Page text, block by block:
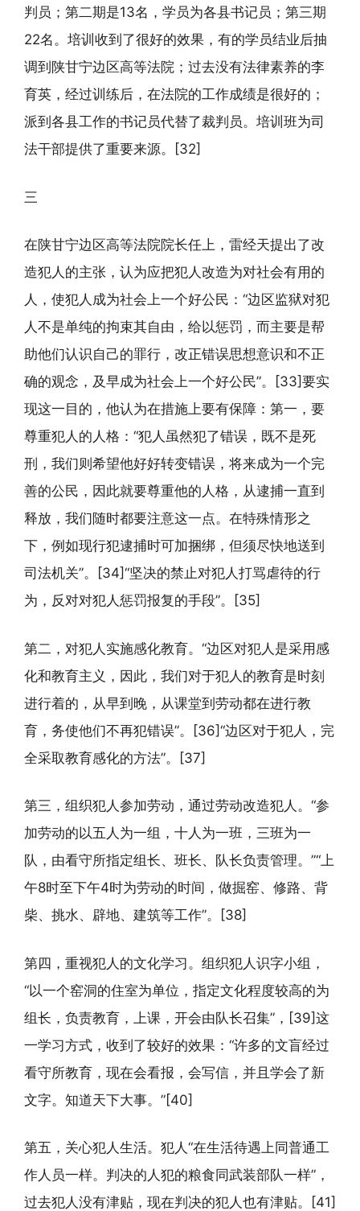
判员；第二期是13名，学员为各县书记员；第三期
22名。培训收到了很好的效果，有的学员结业后抽
调到陕甘宁边区高等法院；过去没有法律素养的李
育英，经过训练后，在法院的工作成绩是很好的；
派到各县工作的书记员代替了裁判员。培训班为司
法干部提供了重要来源。[32]
三
在陕甘宁边区高等法院院长任上，雷经天提出了改
造犯人的主张，认为应把犯人改造为对社会有用的
人，使犯人成为社会上一个好公民：“边区监狱对犯
人不是单纯的拘束其自由，给以惩罚，而主要是帮
助他们认识自己的罪行，改正错误思想意识和不正
确的观念，及早成为社会上一个好公民”。[33]要实
现这一目的，他认为在措施上要有保障：第一，要
尊重犯人的人格：“犯人虽然犯了错误，既不是死
刑，我们则希望他好好转变错误，将来成为一个完
善的公民，因此就要尊重他的人格，从逮捕一直到
释放，我们随时都要注意这一点。在特殊情形之
下，例如现行犯逮捕时可加捆绑，但须尽快地送到
司法机关”。[34]“坚决的禁止对犯人打骂虐待的行
为，反对对犯人惩罚报复的手段”。[35]
第二，对犯人实施感化教育。“边区对犯人是采用感
化和教育主义，因此，我们对于犯人的教育是时刻
进行着的，从早到晚，从课堂到劳动都在进行教
育，务使他们不再犯错误”。[36]“边区对于犯人，完
全采取教育感化的方法”。[37]
第三，组织犯人参加劳动，通过劳动改造犯人。“参
加劳动的以五人为一组，十人为一班，三班为一
队，由看守所指定组长、班长、队长负责管理。”“上
午8时至下午4时为劳动的时间，做掘窑、修路、背
柴、挑水、辟地、建筑等工作”。[38]
第四，重视犯人的文化学习。组织犯人识字小组，
“以一个窑洞的住室为单位，指定文化程度较高的为
组长，负责教育，上课，开会由队长召集”，[39]这
一学习方式，收到了较好的效果：“许多的文盲经过
看守所教育，现在会看报，会写信，并且学会了新
文字。知道天下大事。”[40]
第五，关心犯人生活。犯人“在生活待遇上同普通工
作人员一样。判决的人犯的粮食同武装部队一样”，
过去犯人没有津贴，现在判决的犯人也有津贴。[41]